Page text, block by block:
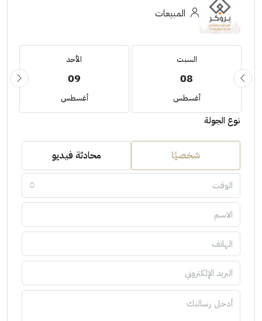
المبيعات
السبت
08
أغسطس
الأحد
09
أغسطس
نوع الجولة
شخصيًا محادثة فيديو
الوقت